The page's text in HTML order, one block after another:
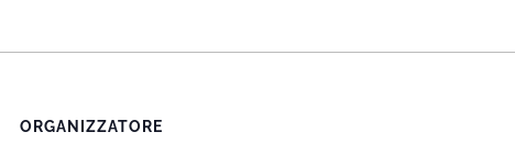
ORGANIZZATORE